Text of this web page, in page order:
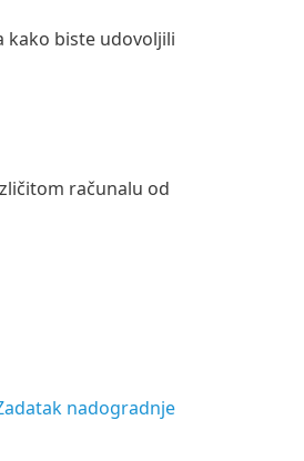
kako biste udovoljili
računalu od
nadogradnje